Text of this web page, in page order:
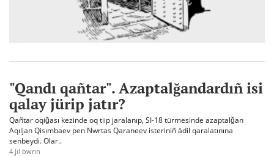
"Qandı qañtar". Azaptalğandardıñ isi
qalay jürip jatır?
Qañtar oqiğası kezinde oq tiip jaralanıp, SI-18 türmesinde azaptalğan
Aqıljan Qisımbaev pen Nwrtas Qaraneev isteriniñ ädil qaralatınına
senbeydi. Olar..
4 jıl bwrın